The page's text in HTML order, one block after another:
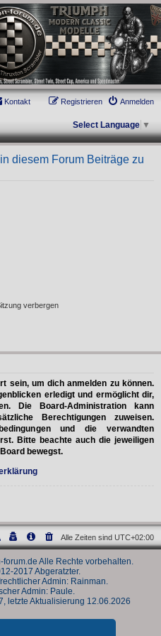
Modern Classic Modelle. Das Forum für
Triumph Bonneville, Thruxton,
Street Twin, Street Cup, America
Kontakt Anmelden
Registrieren
Select Language ▼
diesem Forum Beiträge zu
verbergen
sein, um dich anmelden zu können.
erledigt und ermöglicht dir,
Die Board-Administration kann
Berechtigungen zuweisen.
und die verwandten
Bitte beachte auch die jeweiligen
bewegst.
Alle Zeiten sind UTC+02:00
Alle Rechte vorbehalten.
2017 Abgeratzter.
Admin: Rainman.
Admin: Paule.
letzte Aktualisierung 12.06.2026